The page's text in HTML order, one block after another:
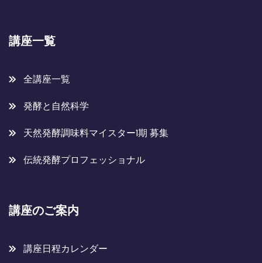
講座一覧
全講座一覧
発酵と自然科学
天然発酵調味料マイスター1期 募集
伝統発酵プロフェッショナル
講座のご案内
講座日程カレンダー